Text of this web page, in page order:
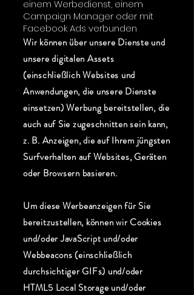
einem Werbedienst, einem
Campaign Manager oder mit
Facebook Ads verbunden
Wir können über unsere Dienste und
unsere digitalen Assets
(einschließlich Websites und
Anwendungen, die unsere Dienste
einsetzen) Werbung bereitstellen, die
auch auf Sie zugeschnitten sein kann,
z. B. Anzeigen, die auf Ihrem jüngsten
Surfverhalten auf Websites, Geräten
oder Browsern basieren.
Um diese Werbeanzeigen für Sie
bereitzustellen, können wir Cookies
und/oder JavaScript und/oder
Webbeacons (einschließlich
durchsichtiger GIFs) und/oder
HTML5 Local Storage und/oder